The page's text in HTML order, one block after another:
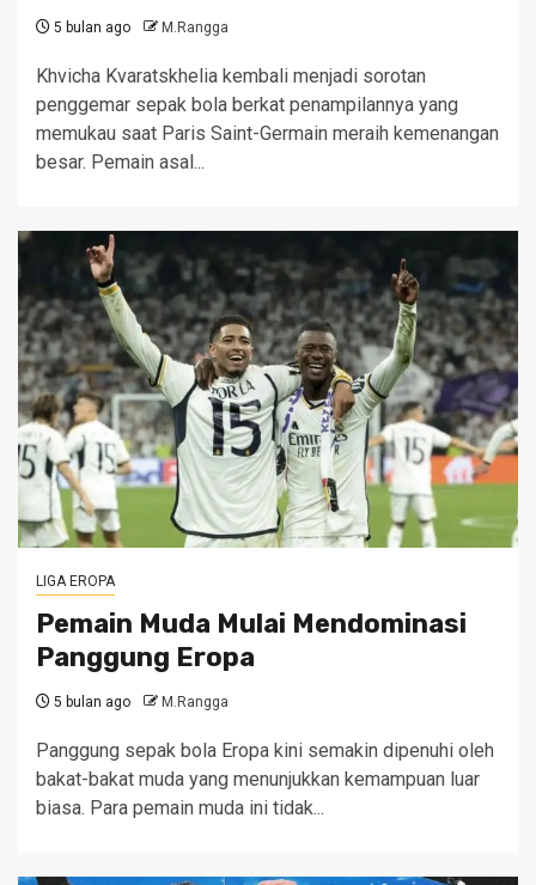
5 bulan ago M.Rangga
Khvicha Kvaratskhelia kembali menjadi sorotan
penggemar sepak bola berkat penampilannya yang
memukau saat Paris Saint-Germain meraih kemenangan
besar. Pemain asal...
LIGA EROPA
Pemain Muda Mulai Mendominasi
Panggung Eropa
5 bulan ago M.Rangga
Panggung sepak bola Eropa kini semakin dipenuhi oleh
bakat-bakat muda yang menunjukkan kemampuan luar
biasa. Para pemain muda ini tidak...